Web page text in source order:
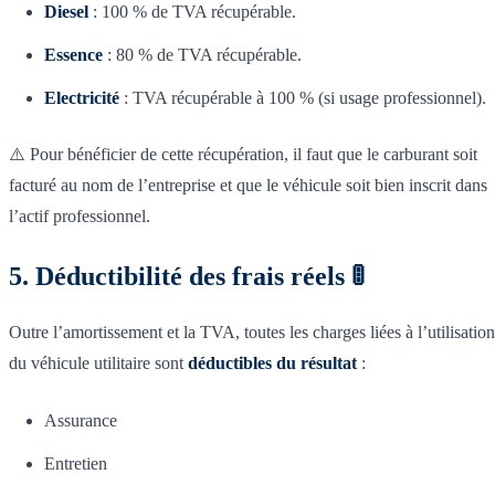
Diesel : 100 % de TVA récupérable.
Essence : 80 % de TVA récupérable.
Electricité : TVA récupérable à 100 % (si usage professionnel).
⚠️ Pour bénéficier de cette récupération, il faut que le carburant soit
facturé au nom de l’entreprise et que le véhicule soit bien inscrit dans
l’actif professionnel.
5. Déductibilité des frais réels 🚦
Outre l’amortissement et la TVA, toutes les charges liées à l’utilisation
du véhicule utilitaire sont déductibles du résultat :
Assurance
Entretien